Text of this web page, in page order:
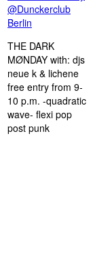
@Dunckerclub
Berlin
THE DARK
MØNDAY with: djs
neue k & lichene
free entry from 9-
10 p.m. -quadratic
wave- flexi pop
post punk